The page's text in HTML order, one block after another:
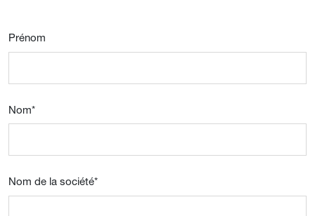
Prénom
Nom*
Nom de la société*